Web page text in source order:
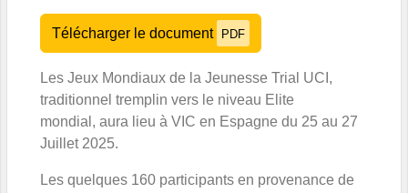
Télécharger le document PDF
Les Jeux Mondiaux de la Jeunesse Trial UCI,
traditionnel tremplin vers le niveau Elite
mondial, aura lieu à VIC en Espagne du 25 au 27
Juillet 2025.
Les quelques 160 participants en provenance de